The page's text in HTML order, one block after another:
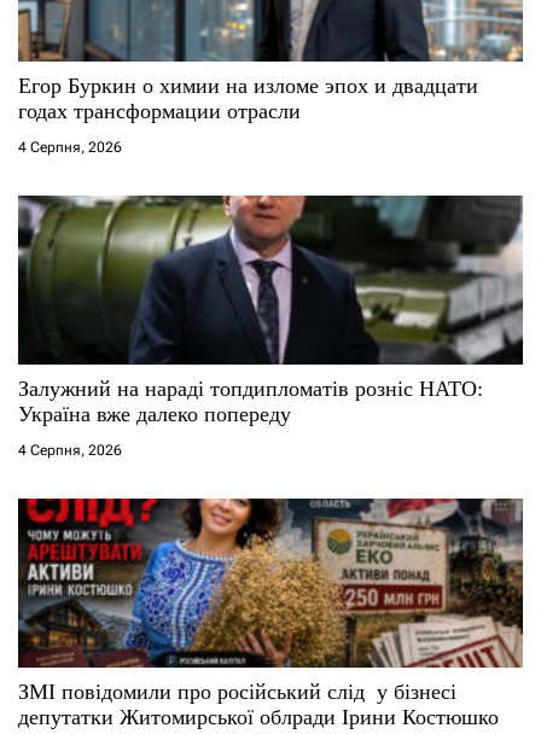
Егор Буркин о химии на изломе эпох и двадцати
годах трансформации отрасли
4 Серпня, 2026
Залужний на нараді топдипломатів розніс НАТО:
Україна вже далеко попереду
4 Серпня, 2026
ЗМІ повідомили про російський слід у бізнесі
депутатки Житомирської облради Ірини Костюшко